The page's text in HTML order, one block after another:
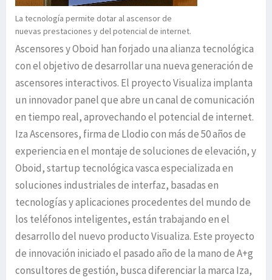
La tecnología permite dotar al ascensor de
nuevas prestaciones y del potencial de internet.
Ascensores y Oboid han forjado una alianza tecnológica
con el objetivo de desarrollar una nueva generación de
ascensores interactivos. El proyecto Visualiza implanta
un innovador panel que abre un canal de comunicación
en tiempo real, aprovechando el potencial de internet.
Iza Ascensores, firma de Llodio con más de 50 años de
experiencia en el montaje de soluciones de elevación, y
Oboid, startup tecnológica vasca especializada en
soluciones industriales de interfaz, basadas en
tecnologías y aplicaciones procedentes del mundo de
los teléfonos inteligentes, están trabajando en el
desarrollo del nuevo producto Visualiza. Este proyecto
de innovación iniciado el pasado año de la mano de A+g
consultores de gestión, busca diferenciar la marca Iza,